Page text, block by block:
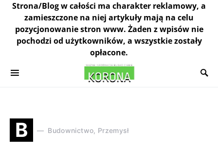
Strona/Blog w całości ma charakter reklamowy, a
zamieszczone na niej artykuły mają na celu
pozycjonowanie stron www. Żaden z wpisów nie
pochodzi od użytkowników, a wszystkie zostały
opłacone.
B Budownictwo, Przemysł